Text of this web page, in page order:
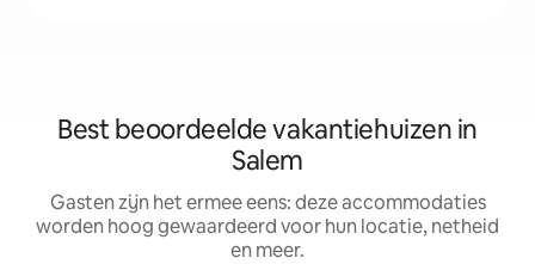
Best beoordeelde vakantiehuizen in
Salem
Gasten zijn het ermee eens: deze accommodaties
worden hoog gewaardeerd voor hun locatie, netheid
en meer.